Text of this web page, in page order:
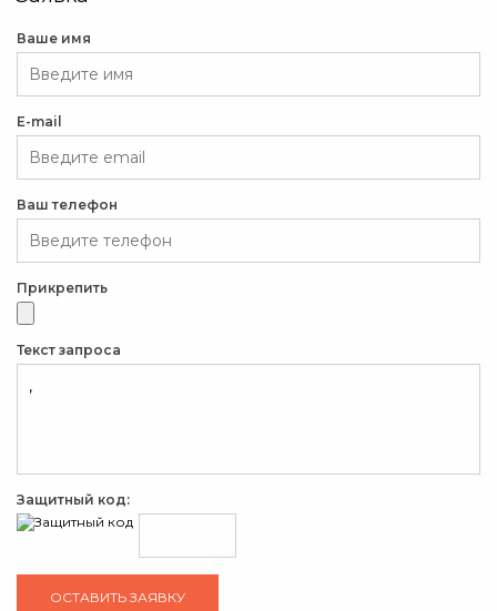
Ваше имя
E-mail
Ваш телефон
Прикрепить
Текст запроса
Защитный код: